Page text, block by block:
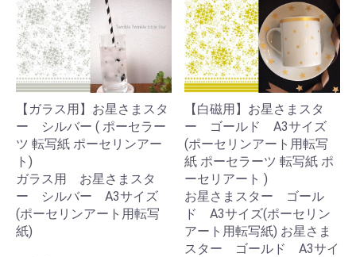
【ガラス用】お星さまスタ
ー シルバー ( ポーセラー
ツ 転写紙 ポーセリンアー
ト)
ガラス用 お星さまスタ
ー シルバー A3サイズ
(ポーセリンアート用転写
紙)
【白磁用】お星さまスタ
ー ゴールド A3サイズ
(ポーセリンアート用転写
紙 ポーセラーツ 転写紙 ポ
ーセリアート )
お星さまスター ゴール
ド A3サイズ(ポーセリン
アート用転写紙) お星さま
スター ゴールド A3サイ